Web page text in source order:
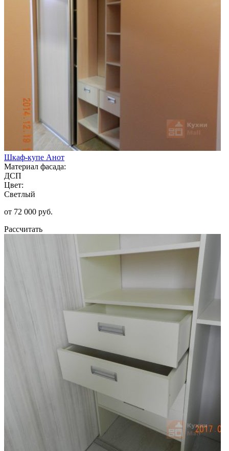
Шкаф-купе Анот
Материал фасада:
ДСП
Цвет:
Светлый
от 72 000 руб.
Рассчитать